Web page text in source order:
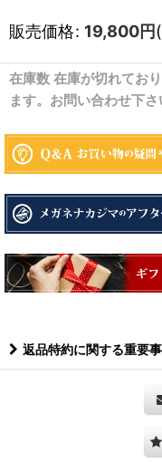
販売価格: 19,800円
在庫数 在庫が切れてお
ます。お問い合わせ下さ
返品特約に関する重要